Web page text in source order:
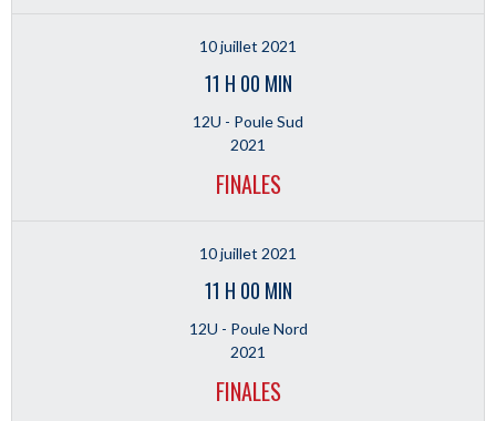
10 juillet 2021
11 H 00 MIN
12U - Poule Sud
2021
FINALES
10 juillet 2021
11 H 00 MIN
12U - Poule Nord
2021
FINALES